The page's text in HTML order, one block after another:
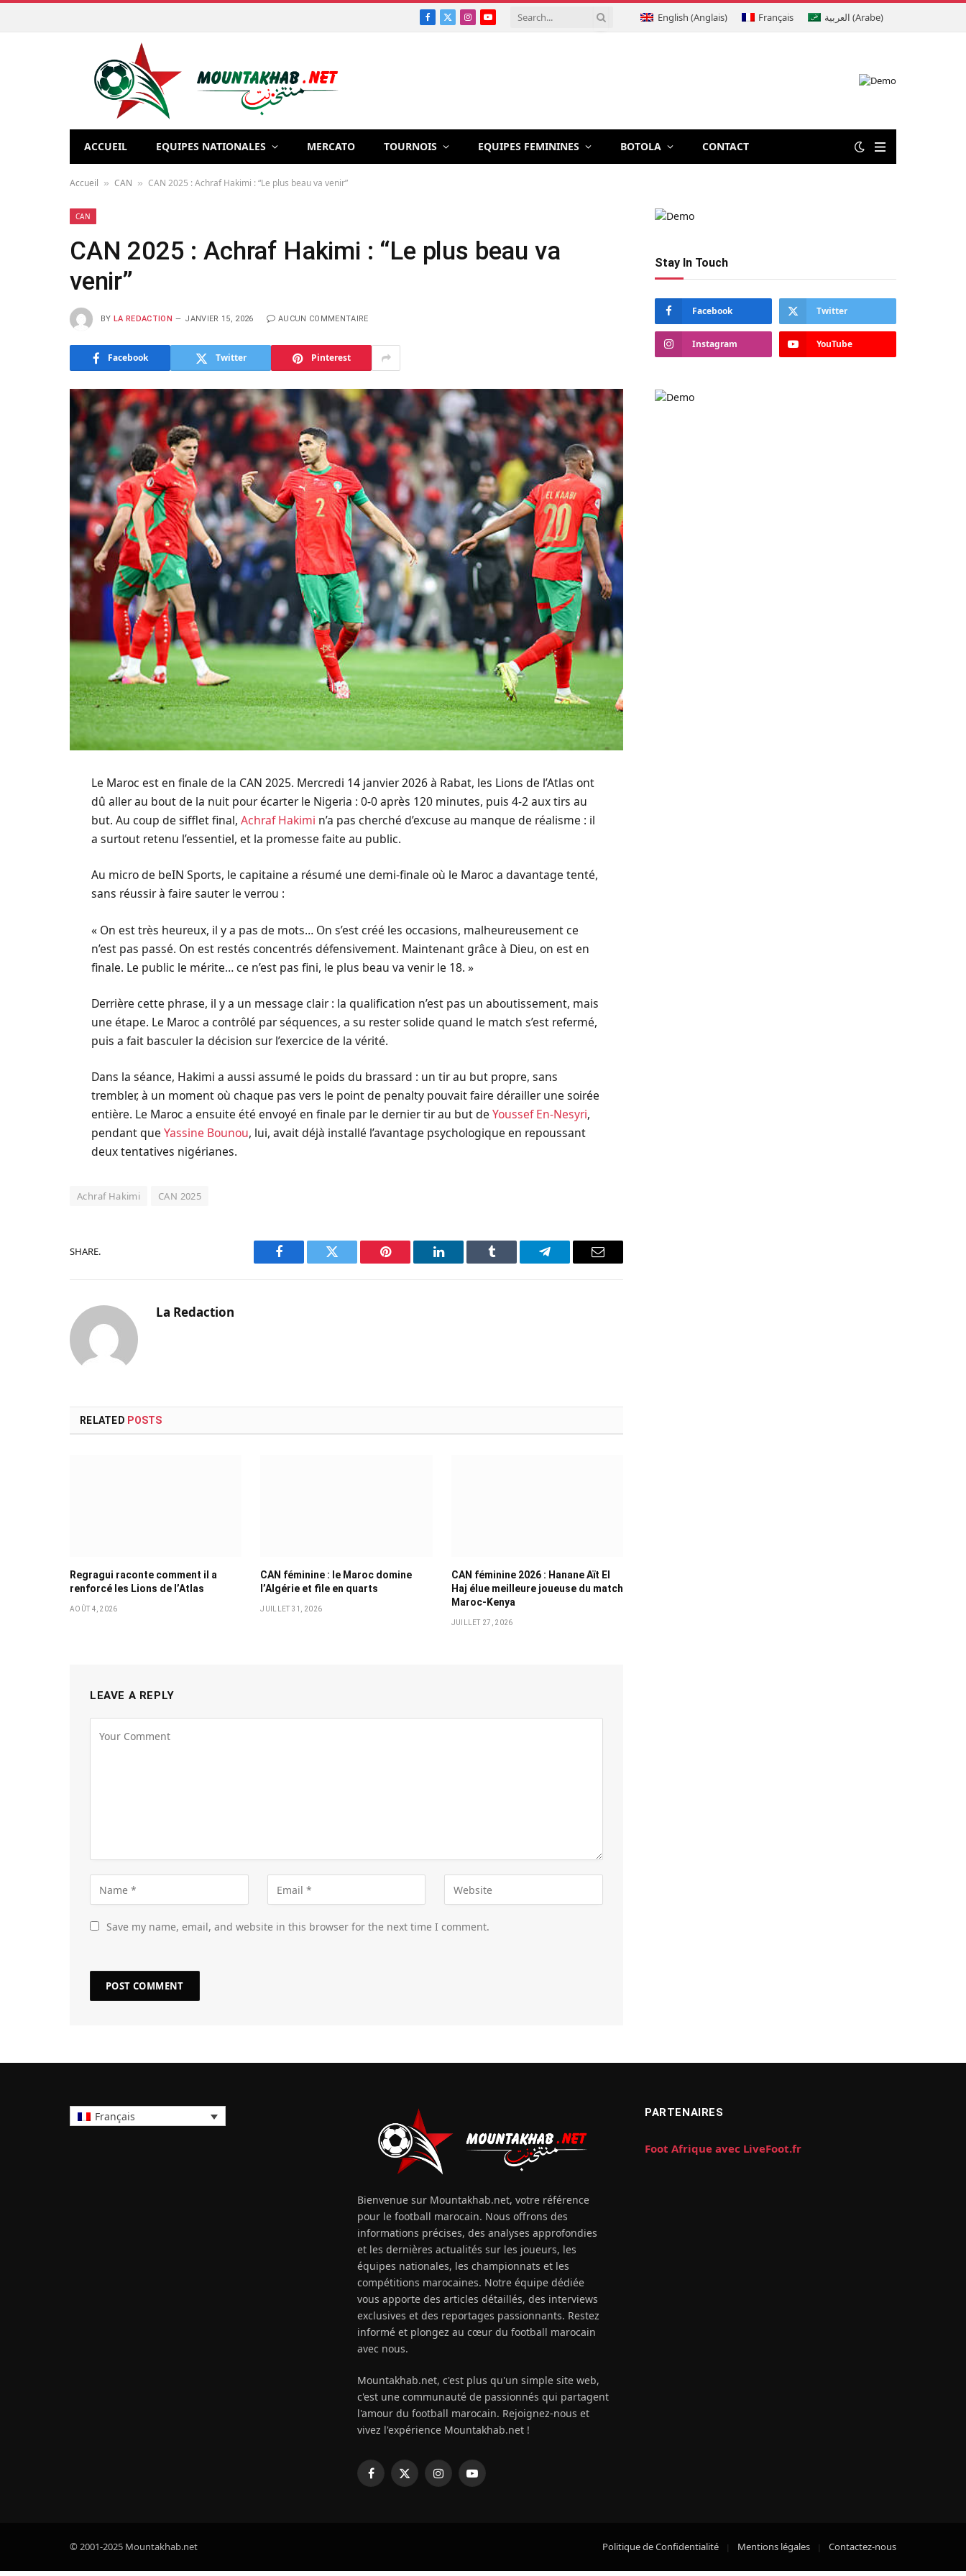
Facebook
X
Instagram
YouTube English (Anglais) Français العربية (Arabe)
ACCUEIL EQUIPES NATIONALES MERCATO TOURNOIS EQUIPES FEMININES BOTOLA CONTACT
Accueil » CAN » CAN 2025 : Achraf Hakimi : “Le plus beau va venir”
CAN
CAN 2025 : Achraf Hakimi : “Le plus beau va
venir”
BY LA REDACTION JANVIER 15, 2026 AUCUN COMMENTAIRE
Facebook Twitter Pinterest
Le Maroc est en finale de la CAN 2025. Mercredi 14 janvier 2026 à Rabat, les Lions de l’Atlas ont
dû aller au bout de la nuit pour écarter le Nigeria : 0-0 après 120 minutes, puis 4-2 aux tirs au
but. Au coup de sifflet final,Achraf Hakimi n’a pas cherché d’excuse au manque de réalisme : il
a surtout retenu l’essentiel, et la promesse faite au public.
Au micro de beIN Sports, le capitaine a résumé une demi-finale où le Maroc a davantage tenté,
sans réussir à faire sauter le verrou :
« On est très heureux, il y a pas de mots… On s’est créé les occasions, malheureusement ce
n’est pas passé. On est restés concentrés défensivement. Maintenant grâce à Dieu, on est en
finale. Le public le mérite… ce n’est pas fini, le plus beau va venir le 18. »
Derrière cette phrase, il y a un message clair : la qualification n’est pas un aboutissement, mais
une étape. Le Maroc a contrôlé par séquences, a su rester solide quand le match s’est refermé,
puis a fait basculer la décision sur l’exercice de la vérité.
Dans la séance, Hakimi a aussi assumé le poids du brassard : un tir au but propre, sans
trembler, à un moment où chaque pas vers le point de penalty pouvait faire dérailler une soirée
entière. Le Maroc a ensuite été envoyé en finale par le dernier tir au but deYoussef En-Nesyri,
pendant queYassine Bounou, lui, avait déjà installé l’avantage psychologique en repoussant
deux tentatives nigérianes.
Achraf Hakimi CAN 2025
SHARE.
Facebook Twitter Pinterest LinkedIn Tumblr Telegram Email
La Redaction
RELATED POSTS
Regragui raconte comment il a
renforcé les Lions de l’Atlas
AOÛT 4, 2026
CAN féminine : le Maroc domine
l’Algérie et file en quarts
JUILLET 31, 2026
CAN féminine 2026 : Hanane Aït El
Haj élue meilleure joueuse du match
Maroc-Kenya
JUILLET 27, 2026
LEAVE A REPLY
Save my name, email, and website in this browser for the next time I comment.
Stay In Touch
Facebook Twitter
Instagram YouTube
Français
Bienvenue sur Mountakhab.net, votre référence
pour le football marocain. Nous offrons des
informations précises, des analyses approfondies
et les dernières actualités sur les joueurs, les
équipes nationales, les championnats et les
compétitions marocaines. Notre équipe dédiée
vous apporte des articles détaillés, des interviews
exclusives et des reportages passionnants. Restez
informé et plongez au cœur du football marocain
avec nous.
Mountakhab.net, c'est plus qu'un simple site web,
c'est une communauté de passionnés qui partagent
l'amour du football marocain. Rejoignez-nous et
vivez l'expérience Mountakhab.net !
Facebook
X
InstagramYouTube
PARTENAIRES
Foot Afrique avec LiveFoot.fr
© 2001-2025 Mountakhab.net Politique de Confidentialité Mentions légales Contactez-nous